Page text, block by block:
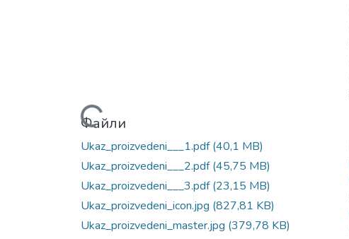
Вантажиться...
Файли
Ukaz_proizvedeni___1.pdf(40,1 MB)
Ukaz_proizvedeni___2.pdf(45,75 MB)
Ukaz_proizvedeni___3.pdf(23,15 MB)
Ukaz_proizvedeni_icon.jpg (827,81 KB)
Ukaz_proizvedeni_master.jpg (379,78 KB)